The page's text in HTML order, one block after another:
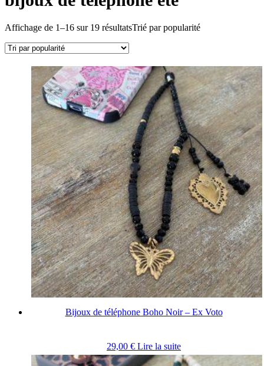
Affichage de 1–16 sur 19 résultatsTrié par popularité
Bijoux de téléphone Boho Noir – Ex Voto
29,00 € Lire la suite